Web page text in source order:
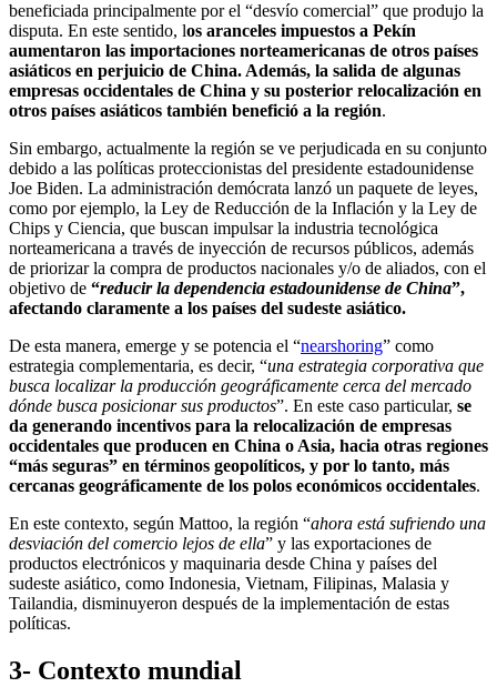
beneficiada principalmente por el “desvío comercial” que produjo la
disputa. En este sentido, los aranceles impuestos a Pekín
aumentaron las importaciones norteamericanas de otros países
asiáticos en perjuicio de China. Además, la salida de algunas
empresas occidentales de China y su posterior relocalización en
otros países asiáticos también benefició a la región.
Sin embargo, actualmente la región se ve perjudicada en su conjunto
debido a las políticas proteccionistas del presidente estadounidense
Joe Biden. La administración demócrata lanzó un paquete de leyes,
como por ejemplo, la Ley de Reducción de la Inflación y la Ley de
Chips y Ciencia, que buscan impulsar la industria tecnológica
norteamericana a través de inyección de recursos públicos, además
de priorizar la compra de productos nacionales y/o de aliados, con el
objetivo de “reducir la dependencia estadounidense de China”,
afectando claramente a los países del sudeste asiático.
De esta manera, emerge y se potencia el “nearshoring” como
estrategia complementaria, es decir, “una estrategia corporativa que
busca localizar la producción geográficamente cerca del mercado
dónde busca posicionar sus productos”. En este caso particular, se
da generando incentivos para la relocalización de empresas
occidentales que producen en China o Asia, hacia otras regiones
“más seguras” en términos geopolíticos, y por lo tanto, más
cercanas geográficamente de los polos económicos occidentales.
En este contexto, según Mattoo, la región “ahora está sufriendo una
desviación del comercio lejos de ella” y las exportaciones de
productos electrónicos y maquinaria desde China y países del
sudeste asiático, como Indonesia, Vietnam, Filipinas, Malasia y
Tailandia, disminuyeron después de la implementación de estas
políticas.
3- Contexto mundial